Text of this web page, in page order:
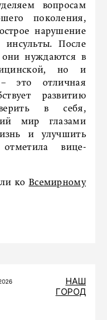
вопросам
поколения,
нарушение
инсульты. После
они нуждаются в
но и
– это отличная
развитию
в себя,
мир глазами
и улучшить
вице-
ко Всемирному
НАШ
ГОРОД